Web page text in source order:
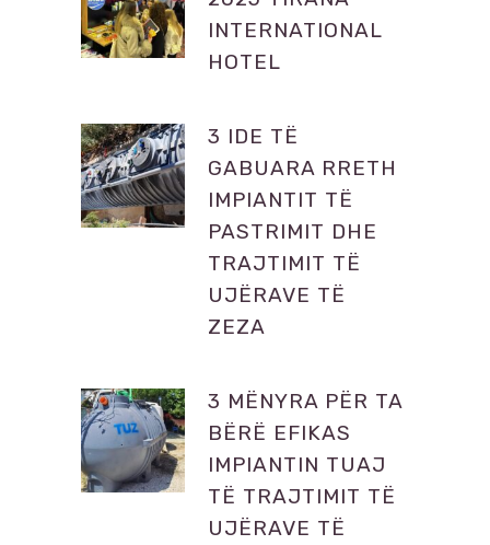
INTERNATIONAL
HOTEL
3 IDE TË
GABUARA RRETH
IMPIANTIT TË
PASTRIMIT DHE
TRAJTIMIT TË
UJËRAVE TË
ZEZA
3 MËNYRA PËR TA
BËRË EFIKAS
IMPIANTIN TUAJ
TË TRAJTIMIT TË
UJËRAVE TË